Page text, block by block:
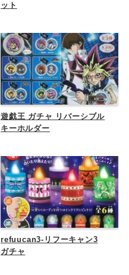
ット
遊戯王 ガチャ リバーシブル
キーホルダー
refuucan3-リフーキャン3
ガチャ